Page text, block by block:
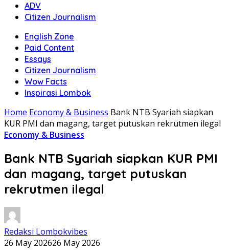
ADV
Citizen Journalism
English Zone
Paid Content
Essays
Citizen Journalism
Wow Facts
Inspirasi Lombok
Home Economy & Business Bank NTB Syariah siapkan
KUR PMI dan magang, target putuskan rekrutmen ilegal
Economy & Business
Bank NTB Syariah siapkan KUR PMI
dan magang, target putuskan
rekrutmen ilegal
Redaksi Lombokvibes
26 May 202626 May 2026